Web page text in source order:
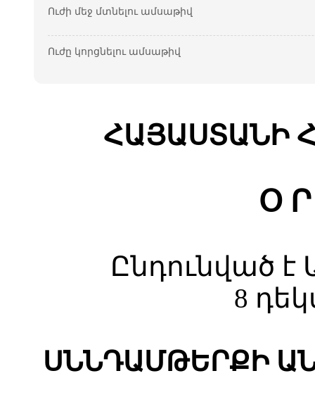
Ուժի մեջ մտնելու ամսաթիվ
Ուժը կորցնելու ամսաթիվ
ՀԱՅԱՍՏԱՆԻ
Օ
Ընդունված է
8
ՍՆՆԴԱՄԹԵՐՔԻ